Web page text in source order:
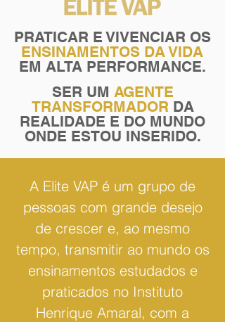
PRATICAR E VIVENCIAR OS
ENSINAMENTOS DA VIDA
EM ALTA PERFORMANCE.
SER UM AGENTE
TRANSFORMADOR DA
REALIDADE E DO MUNDO
ONDE ESTOU INSERIDO.
A Elite VAP é um grupo de
pessoas com grande desejo
de crescer e, ao mesmo
tempo, transmitir ao mundo os
ensinamentos estudados e
praticados no Instituto
Henrique Amaral, com a